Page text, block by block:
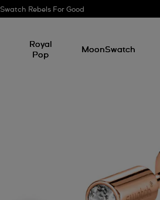
Swatch Rebels For Good
Royal
Pop
MoonSwatch